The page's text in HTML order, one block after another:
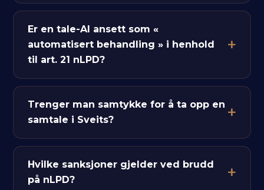
Er en tale-AI ansett som «
automatisert behandling » i henhold
til art. 21 nLPD?
Trenger man samtykke for å ta opp en
samtale i Sveits?
Hvilke sanksjoner gjelder ved brudd
på nLPD?